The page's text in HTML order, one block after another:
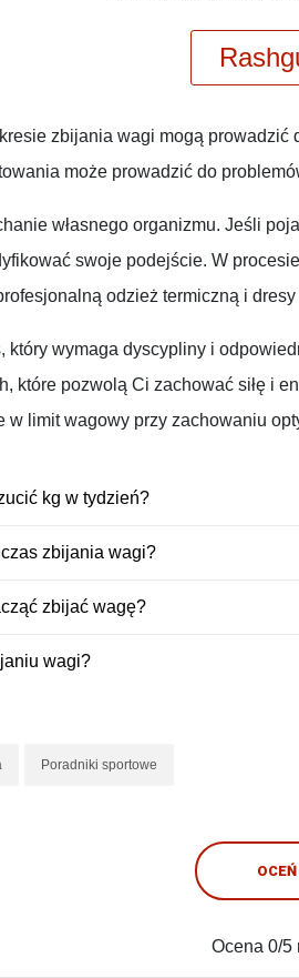
zbijania wagi mogą
może prowadzić do
własnego organizmu. Jeśli
swoje podejście. W
odzież termiczną i
który wymaga dyscypliny i
które pozwolą Ci zachować siłę i
w limit wagowy przy zachowaniu
kg w tydzień?
zbijania wagi?
zbijać wagę?
wagi?
Poradniki sportowe
Ocena 0/5